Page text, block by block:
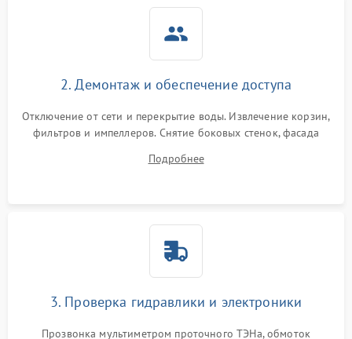
2. Демонтаж и обеспечение доступа
Отключение от сети и перекрытие воды. Извлечение корзин,
фильтров и импеллеров. Снятие боковых стенок, фасада
циркуляционному насосу, ТЭНу и сливной помпе.
Подробнее
3. Проверка гидравлики и электроники
Прозвонка мультиметром проточного ТЭНа, обмоток